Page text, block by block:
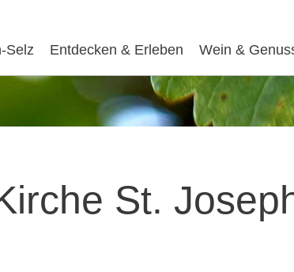
Selz Entdecken & Erleben Wein &
St.